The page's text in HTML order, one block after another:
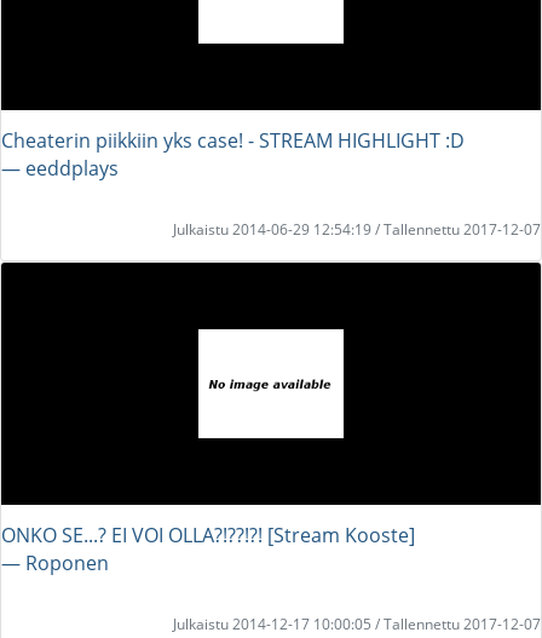
Cheaterin piikkiin yks case! - STREAM HIGHLIGHT :D
― eeddplays
Julkaistu 2014-06-29 12:54:19 / Tallennettu 2017-12-07
ONKO SE...? EI VOI OLLA?!??!?! [Stream Kooste]
― Roponen
Julkaistu 2014-12-17 10:00:05 / Tallennettu 2017-12-07